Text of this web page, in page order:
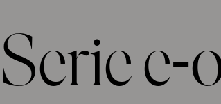
Serie e-